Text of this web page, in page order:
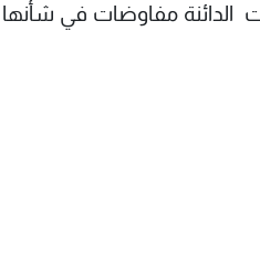
الدائنة مفاوضات في